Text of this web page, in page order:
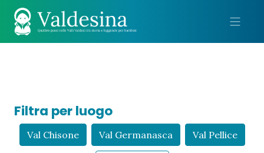
Filtra per luogo
Val Chisone Val Germanasca Val Pellice